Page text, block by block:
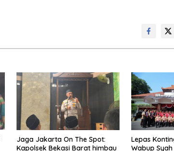
Jaga Jakarta On The Spot:
Kapolsek Bekasi Barat himbau
Lepas
Wabup